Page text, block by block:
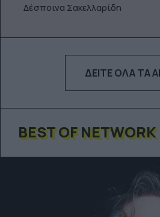
Δέσποινα Σακελλαρίδη
ΔΕΊΤΕ ΌΛΑ ΤΑ
BEST OF NETWORK